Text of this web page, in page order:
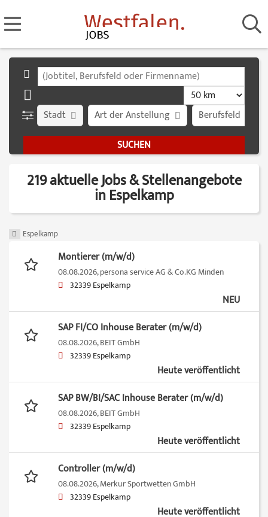
Stadt Art der Anstellung Berufsfeld
219 aktuelle Jobs & Stellenangebote
in Espelkamp
Espelkamp
Montierer (m/w/d)
08.08.2026,persona service AG & Co.KG Minden
32339 Espelkamp
NEU
SAP FI/CO Inhouse Berater (m/w/d)
08.08.2026,BEIT GmbH
32339 Espelkamp
Heute veröffentlicht
SAP BW/BI/SAC Inhouse Berater (m/w/d)
08.08.2026,BEIT GmbH
32339 Espelkamp
Heute veröffentlicht
Controller (m/w/d)
08.08.2026,Merkur Sportwetten GmbH
32339 Espelkamp
Heute veröffentlicht